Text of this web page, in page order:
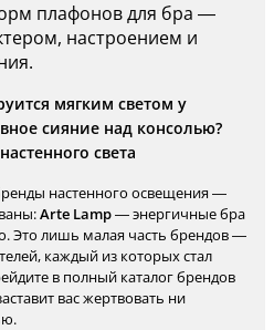
плафонов для бра —
настроением и
мягким светом у
сияние над консолью?
света
настенного освещения —
Arte Lamp— энергичные бра
Это лишь малая часть брендов —
каждый из которых стал
в полный каталог брендов
вас жертвовать ни